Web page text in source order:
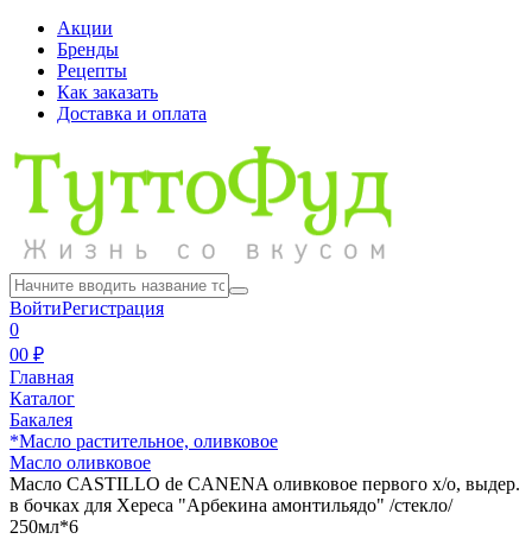
Акции
Бренды
Рецепты
Как заказать
Доставка и оплата
ВойтиРегистрация
0
00 ₽
Главная
Каталог
Бакалея
*Масло растительное, оливковое
Масло оливковое
Масло CASTILLO de CANENA оливковое первого х/о, выдер.
в бочках для Хереса "Арбекина амонтильядо" /стекло/
250мл*6